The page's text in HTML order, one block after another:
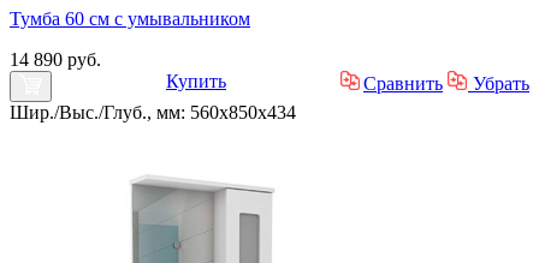
Тумба 60 см с умывальником
14 890 руб.
Купить
Сравнить
Убрать
Шир./Выс./Глуб., мм: 560x850x434